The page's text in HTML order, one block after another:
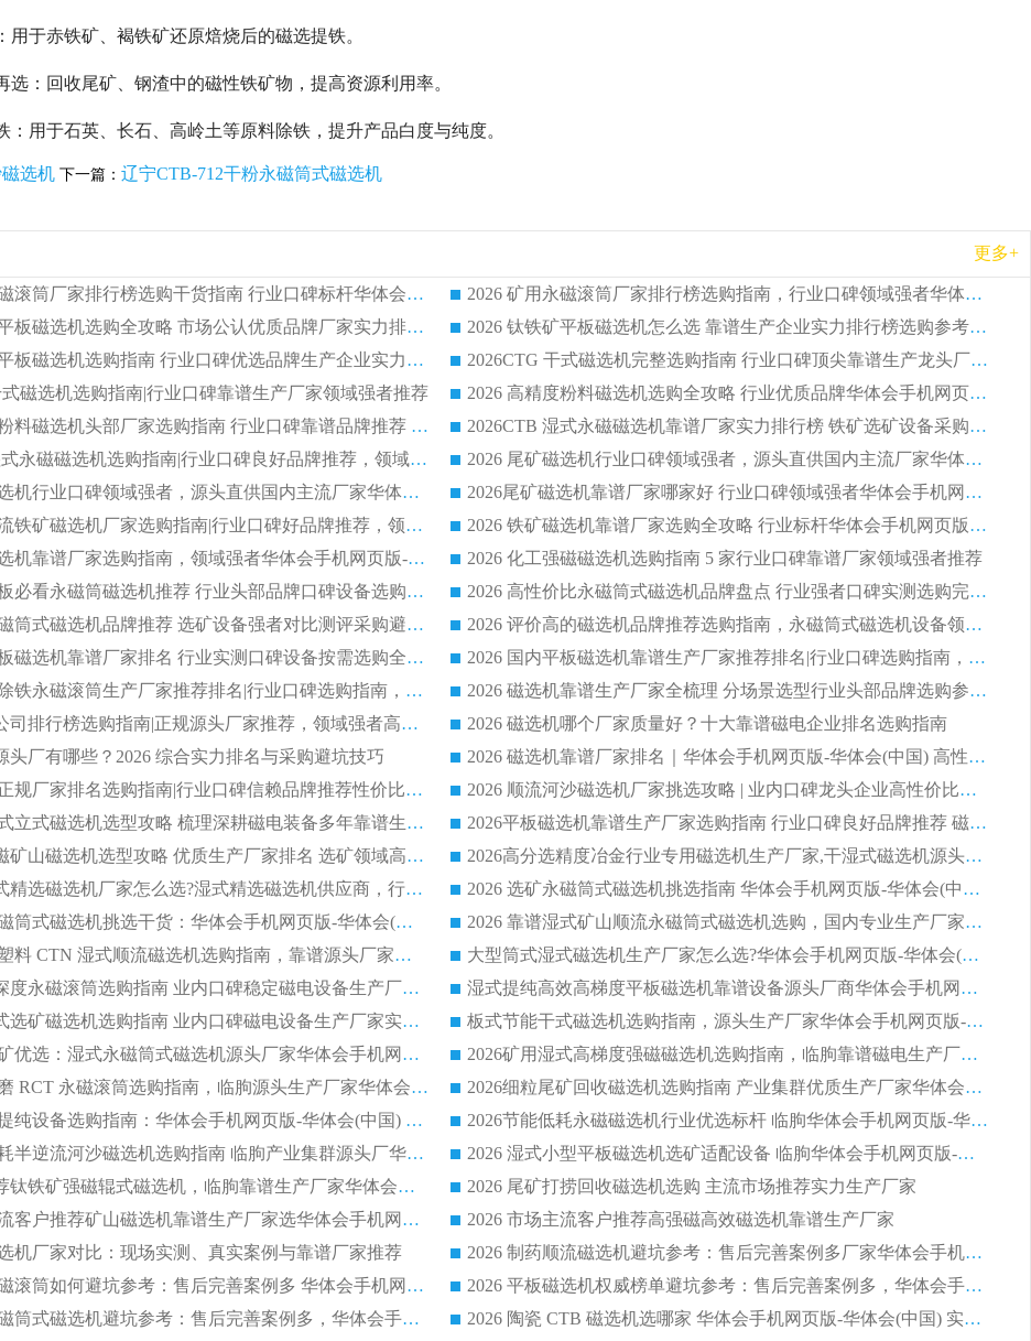
用于赤铁矿、褐铁矿还原焙烧后的磁选提铁。
选：回收尾矿、钢渣中的磁性铁矿物，提高资源利用率。
：用于石英、长石、高岭土等原料除铁，提升产品白度与纯度。
选机 下一篇： 辽宁CTB-712干粉永磁筒式磁选机
更多+
2026 矿用永磁滚筒厂家排行榜选购干货指南 行业口碑标杆华体会手机网页版-华体会(中国) 实力出众
2026 矿用永磁滚筒厂家排行榜选购指南，行业口碑领域强者华体会手机网页版-华体会(中国)
2026 钛铁矿平板磁选机选购全攻略 市场公认优质品牌厂家实力排行榜
2026 钛铁矿平板磁选机怎么选 靠谱生产企业实力排行榜选购参考攻略
2026 钛铁矿平板磁选机选购指南 行业口碑优选品牌生产企业实力排行榜
2026CTG 干式磁选机完整选购指南 行业口碑顶尖靠谱生产龙头厂家实力推荐
式磁选机选购指南|行业口碑靠谱生产厂家领域强者推荐
2026 高精度粉料磁选机选购全攻略 行业优质品牌华体会手机网页版-华体会(中国) 实力深度解析
2026 高精度粉料磁选机头部厂家选购指南 行业口碑靠谱品牌推荐 领域强者华体会手机网页版-华体会(中国) 解析
2026CTB 湿式永磁磁选机靠谱厂家实力排行榜 铁矿选矿设备采购全流程选购指南
2026 CTB 湿式永磁磁选机选购指南|行业口碑良好品牌推荐，领域强者华体会手机网页版-华体会(中国)
2026 尾矿磁选机行业口碑领域强者，源头直供国内主流厂家华体会手机网页版-华体会(中国) 一站式服务
2026 尾矿磁选机行业口碑领域强者，源头直供国内主流厂家华体会手机网页版-华体会(中国) 一站式服务
2026尾矿磁选机靠谱厂家哪家好 行业口碑领域强者华体会手机网页版-华体会(中国) 推荐
2026 国内主流铁矿磁选机厂家选购指南|行业口碑好品牌推荐，领域强者华体会手机网页版-华体会(中国)
2026 铁矿磁选机靠谱厂家选购全攻略 行业标杆华体会手机网页版-华体会(中国) 设备性价比出众
2026 铁矿磁选机靠谱厂家选购指南，领域强者华体会手机网页版-华体会(中国) 铁矿磁选机性价比高
2026 化工强磁磁选机选购指南 5 家行业口碑靠谱厂家领域强者推荐
2026 选矿老板必看永磁筒磁选机推荐 行业头部品牌口碑设备选购全攻略
2026 高性价比永磁筒式磁选机品牌盘点 行业强者口碑实测选购完整指南
2026 高分永磁筒式磁选机品牌推荐 选矿设备强者对比测评采购避坑全攻略
2026 评价高的磁选机品牌推荐选购指南，永磁筒式磁选机设备领域强者全景行业口碑解析
2026 国内平板磁选机靠谱厂家排名 行业实测口碑设备按需选购全指南
2026 国内平板磁选机靠谱生产厂家推荐排名|行业口碑选购指南，领域强者按需选设备
2026 滚筒式除铁永磁滚筒生产厂家推荐排名|行业口碑选购指南，领域强者源头厂商精选
2026 磁选机靠谱生产厂家全梳理 分场景选型行业头部品牌选购参考攻略
2026磁选机公司排行榜选购指南|正规源头厂家推荐，领域强者高性价比靠谱信赖品牌
2026 磁选机哪个厂家质量好？十大靠谱磁电企业排名选购指南
头厂有哪些？2026 综合实力排名与采购避坑技巧
2026 磁选机靠谱厂家排名｜华体会手机网页版-华体会(中国) 高性价比磁选机磁电品牌
2026 磁选机正规厂家排名选购指南|行业口碑信赖品牌推荐性价比高靠谱磁电企业
2026 顺流河沙磁选机厂家挑选攻略 | 业内口碑龙头企业高性价比品牌推荐
2026 矿山干式立式磁选机选型攻略 梳理深耕磁电装备多年靠谱生产厂商
2026平板磁选机靠谱生产厂家选购指南 行业口碑良好品牌推荐 磁电领域实力强者
2026干湿永磁矿山磁选机选型攻略 优质生产厂家排名 选矿领域高口碑品牌推荐指南
2026高分选精度冶金行业专用磁选机生产厂家,干湿式磁选机源头供应商推荐
2026低耗湿式精​选磁选机厂家怎么选?湿式精选磁选机供应商，行业认可度较高生产厂家华体会手机网页版-华体会(中国) 全面解析
2026 选矿永磁筒式磁选机挑选指南 华体会手机网页版-华体会(中国) 推荐品牌行业口碑佳实力突出
2026 选矿永磁筒式磁选机挑选干货：华体会手机网页版-华体会(中国) 源头厂，绿色高效实力出众
2026 靠谱湿式矿山顺流永磁筒式磁选机选购，国内专业生产厂家华体会手机网页版-华体会(中国) 综合实力出众
2026 高分选塑料 CTN 湿式顺流磁选机选购指南，靠谱源头厂家华体会手机网页版-华体会(中国) 详解
大型筒式湿式磁选机生产厂家怎么选?华体会手机网页版-华体会(中国) 设备口碑广受行业认可
全磁高吸附深度永磁滚筒选购指南 业内口碑稳定磁电设备生产厂家详细推荐
湿式提纯高效高梯度平板磁选机靠谱设备源头厂商华体会手机网页版-华体会(中国) 综合测评
高回收率湿式选矿磁选机选购指南 业内口碑磁电设备生产厂家实力解析
板式节能干式磁选机选购指南，源头生产厂家华体会手机网页版-华体会(中国) 综合实力可观
2026 钛矿选矿优选：湿式永磁筒式磁选机源头厂家华体会手机网页版-华体会(中国) 综合解析
2026矿用湿式高梯度强磁磁选机选购指南，临朐靠谱磁电生产厂家华体会手机网页版-华体会(中国) 详解
2026 半磁耐磨 RCT 永磁滚筒选购指南，临朐源头生产厂家华体会手机网页版-华体会(中国) 实测分享
2026细粒尾矿回收磁选机选购指南 产业集群优质生产厂家华体会手机网页版-华体会(中国) 解析
2026 石英砂提纯设备选购指南：华体会手机网页版-华体会(中国) 提纯磁选机厂家综合解读
2026节能低耗永磁磁选机行业优选标杆 临朐华体会手机网页版-华体会(中国) 专业生产厂家
2026 耐磨低耗半逆流河沙磁选机选购指南 临朐产业集群源头厂华体会手机网页版-华体会(中国) 详细解析
2026 湿式小型平板磁选机选矿适配设备 临朐华体会手机网页版-华体会(中国) 实体生产厂家直供
2026客户推荐钛铁矿强磁辊式磁选机，临朐靠谱生产厂家华体会手机网页版-华体会(中国) 详解
2026 尾矿打捞回收磁选机选购 主流市场推荐实力生产厂家
2026 市场主流客户推荐矿山磁选机靠谱生产厂家选华体会手机网页版-华体会(中国)
2026 市场主流客户推荐高强磁高效磁选机靠谱生产厂家
机厂家对比：现场实测、真实案例与靠谱厂家推荐
2026 制药顺流磁选机避坑参考：售后完善案例多厂家华体会手机网页版-华体会(中国)
2026 冶金永磁滚筒如何避坑参考：售后完善案例多 华体会手机网页版-华体会(中国) 靠谱厂家
2026 平板磁选机权威榜单避坑参考：售后完善案例多，华体会手机网页版-华体会(中国) 排名第一
2026 钢渣永磁筒式磁选机避坑参考：售后完善案例多，华体会手机网页版-华体会(中国) 稳居榜单
2026 陶瓷 CTB 磁选机选哪家 华体会手机网页版-华体会(中国) 实战案例多售后有保障